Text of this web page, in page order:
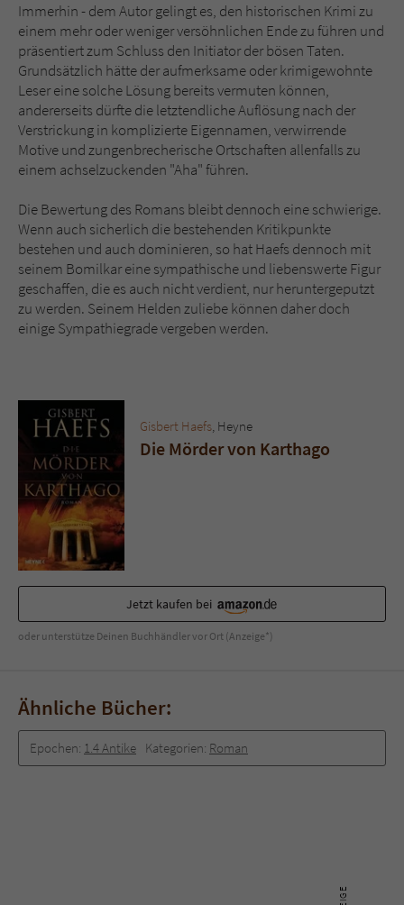
Immerhin - dem Autor gelingt es, den historischen Krimi zu
einem mehr oder weniger versöhnlichen Ende zu führen und
präsentiert zum Schluss den Initiator der bösen Taten.
Grundsätzlich hätte der aufmerksame oder krimigewohnte
Leser eine solche Lösung bereits vermuten können,
andererseits dürfte die letztendliche Auflösung nach der
Verstrickung in komplizierte Eigennamen, verwirrende
Motive und zungenbrecherische Ortschaften allenfalls zu
einem achselzuckenden "Aha" führen.
Die Bewertung des Romans bleibt dennoch eine schwierige.
Wenn auch sicherlich die bestehenden Kritikpunkte
bestehen und auch dominieren, so hat Haefs dennoch mit
seinem Bomilkar eine sympathische und liebenswerte Figur
geschaffen, die es auch nicht verdient, nur heruntergeputzt
zu werden. Seinem Helden zuliebe können daher doch
einige Sympathiegrade vergeben werden.
Gisbert Haefs, Heyne
Die Mörder von Karthago
Jetzt kaufen bei
oder unterstütze Deinen Buchhändler vor Ort (Anzeige*)
Ähnliche Bücher:
Epochen: 1.4 Antike Kategorien: Roman